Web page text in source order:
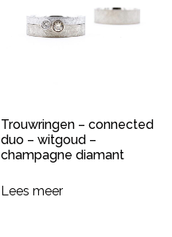
Trouwringen – connected
duo – witgoud –
champagne diamant
Lees meer